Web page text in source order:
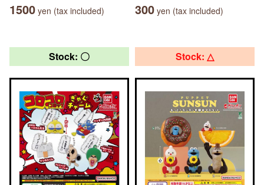
1500 yen (tax included) 300 yen (tax included)
Stock: 〇 Stock: △